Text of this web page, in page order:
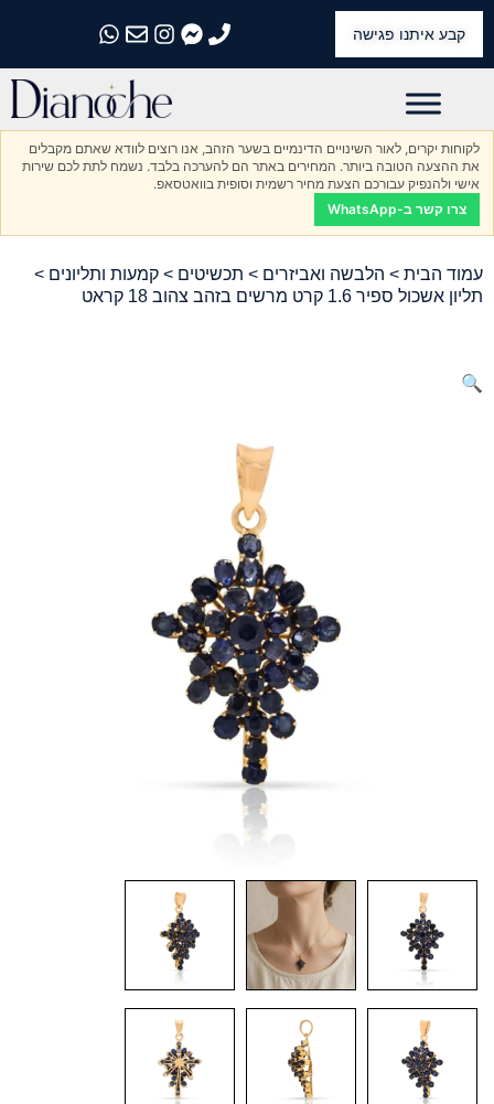
קבע איתנו פגישה
התקשרו אלינו
התקשרו אלינו
התקשרו אלינו
התקשרו אלינו
התקשרו אלינו
לקוחות יקרים, לאור השינויים הדינמיים בשער הזהב, אנו רוצים לוודא שאתם מקבלים
את ההצעה הטובה ביותר. המחירים באתר הם להערכה בלבד. נשמח לתת לכם שירות
אישי ולהנפיק עבורכם הצעת מחיר רשמית וסופית בוואטסאפ.
צרו קשר ב-WhatsApp
עמוד הבית > הלבשה ואביזרים > תכשיטים > קמעות ותליונים >
תליון אשכול ספיר 1.6 קרט מרשים בזהב צהוב 18 קראט
🔍